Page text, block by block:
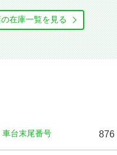
在庫⼀覧を⾒る
車台末尾番号 876